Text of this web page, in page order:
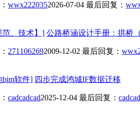
wwx2220352026-07-04 最后回复：
范、技术】] 公路桥涵设计手册：拱桥
2711062692009-12-02 最后回复：
bim软件] 四步完成鸿城IF数据迁移
cadcadcad2025-12-04 最后回复：